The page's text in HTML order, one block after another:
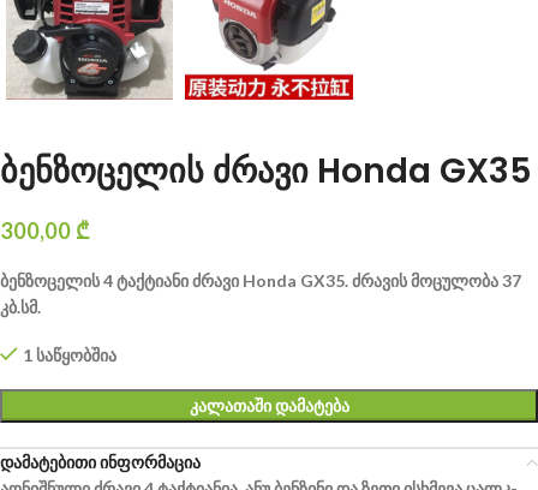
ბენზოცელის ძრავი Honda GX35
300,00 ₾
ბენზოცელის 4 ტაქტიანი ძრავი Honda GX35. ძრავის მოცულობა 37
კბ.სმ.
1 საწყობშია
ᲙᲐᲚᲐᲗᲐᲨᲘ ᲓᲐᲛᲐᲢᲔᲑᲐ
დამატებითი ინფორმაცია